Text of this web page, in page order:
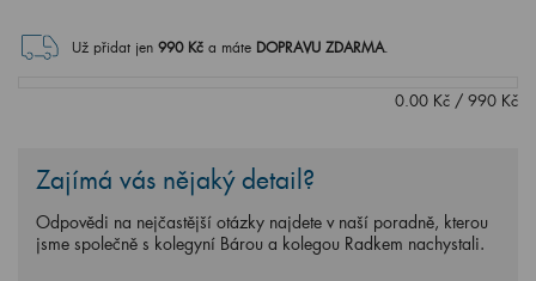
Už přidat jen 990Kč a máte DOPRAVU ZDARMA.
0.00 Kč / 990 Kč
Zajímá vás nějaký detail?
Odpovědi na nejčastější otázky najdete v naší poradně, kterou
jsme společně s kolegyní Bárou a kolegou Radkem nachystali.